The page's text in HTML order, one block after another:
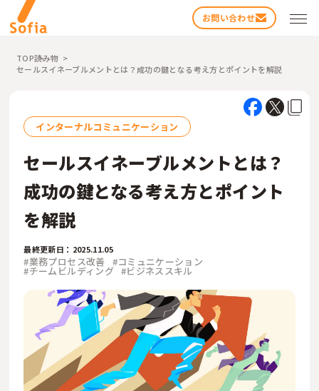
お問い合わせ
する
TOP読み物
セールスイネーブルメントとは？成功の鍵となる考え方とポイントを解説
インターナルコミュニケーション
セールスイネーブルメントとは？
成功の鍵となる考え方とポイント
を解説
最終更新日：2025.11.05
#業務プロセス改善 #コミュニケーション
#チームビルディング #ビジネススキル